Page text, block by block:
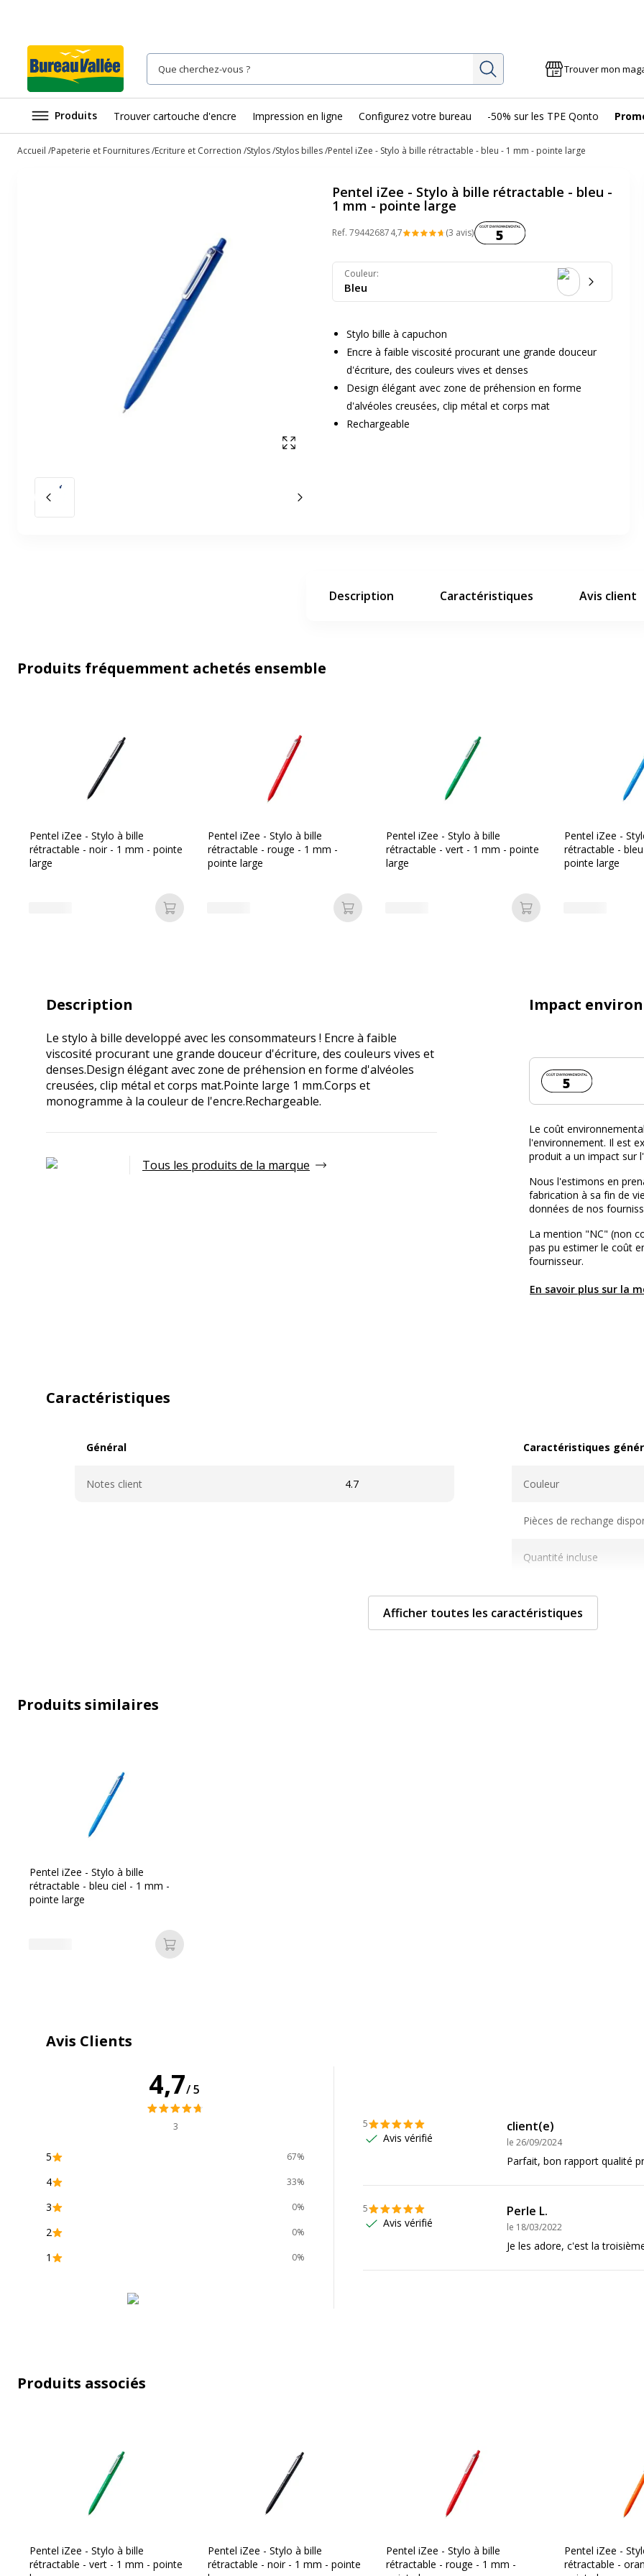
Rechercher Trouver mon
Produits Trouver cartouche d'encre Impression en ligne Configurez votre bureau -50% sur les TPE Qonto
Accueil Papeterie et Fournitures Ecriture et Correction Stylos Stylos billes Pentel iZee - Stylo à bille rétractable - bleu - 1 mm - pointe large
Afficher en plein écran
Slide précédent Slide suivant
Pentel iZee - Stylo à bille rétractable - bleu -
1 mm - pointe large
Ref. 794426874,7 (3 avis)Coût environnemental :
5
Couleur:
Bleu
Stylo bille à capuchon
Encre à faible viscosité procurant une grande douceur
d'écriture, des couleurs vives et denses
Design élégant avec zone de préhension en forme
d'alvéoles creusées, clip métal et corps mat
Rechargeable
Description Caractéristiques Avis client
Produits fréquemment achetés ensemble
Pentel iZee - Stylo à bille
rétractable - noir - 1 mm - pointe
large
Ajouter au panier
Pentel iZee - Stylo à bille
rétractable - rouge - 1 mm -
pointe large
Ajouter au panier
Pentel iZee - Stylo à bille
rétractable - vert - 1 mm - pointe
large
Ajouter au panier
Pentel iZee -
rétractable -
pointe large
Description
Le stylo à bille developpé avec les consommateurs ! Encre à faible
viscosité procurant une grande douceur d'écriture, des couleurs vives et
denses.Design élégant avec zone de préhension en forme d'alvéoles
creusées, clip métal et corps mat.Pointe large 1 mm.Corps et
monogramme à la couleur de l'encre.Rechargeable.
Tous les produits de la marque
Impact
Coût5
Le coût
l'environnement. Il est
produit a un impact sur
Nous l'estimons en
fabrication à sa fin de
données de nos
La mention "NC" (non
pas pu estimer le coût
fournisseur.
En savoir plus sur la
Caractéristiques
Général
Notes client 4.7
Caractéristiques
Couleur
Pièces de rechange
Quantité incluse
Sous-catégorie
Type de produit
Clip poche
Couleur d'écriture
Largeur de la ligne
Forme du corps
Zone de préhension
Impact environnemental
Présence de substance dangereuses
Afficher toutes les caractéristiques
Produits similaires
Pentel iZee - Stylo à bille
rétractable - bleu ciel - 1 mm -
pointe large
Ajouter au panier
Avis Clients
4,7/5
3
5 67%
4 33%
3 0%
2 0%
1 0%
5
Avis vérifié
client(e)
le 26/09/2024
Parfait, bon rapport qualité
5
Avis vérifié
Perle L.
le 18/03/2022
Je les adore, c'est la
Produits associés
Pentel iZee - Stylo à bille
rétractable - vert - 1 mm - pointe
Pentel iZee - Stylo à bille
rétractable - noir - 1 mm - pointe
Pentel iZee - Stylo à bille
rétractable - rouge - 1 mm -
Pentel iZee -
rétractable -